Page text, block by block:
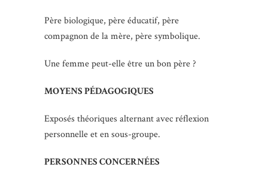
Père biologique, père éducatif, père
compagnon de la mère, père symbolique.
Une femme peut-elle être un bon père ?
MOYENS PÉDAGOGIQUES
Exposés théoriques alternant avec réflexion
personnelle et en sous-groupe.
PERSONNES CONCERNÉES